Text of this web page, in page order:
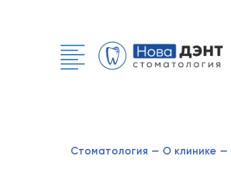
Стоматология — О клинике —